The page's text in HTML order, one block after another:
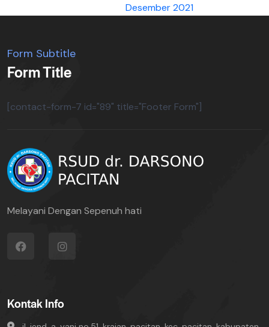
Desember 2021
Form Subtitle
Form Title
[contact-form-7 id="89" title="Footer Form"]
Melayani Dengan Sepenuh hati
Kontak Info